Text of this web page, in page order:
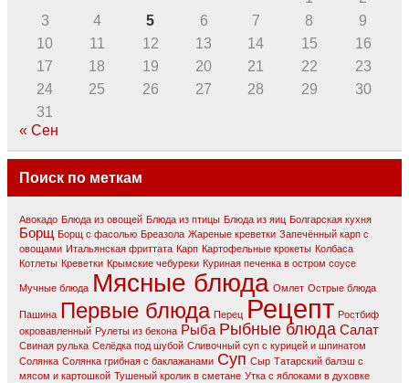
3
4 5 6 7 8
9
10
11 12 13 14 15
16
17
18 19 20 21 22
23
24
25 26 27 28 29
30
31
« Сен
Поиск по меткам
Авокадо Блюда из овощей Блюда из птицы Блюда из яиц Болгарская кухня
Борщ Борщ с фасолью Бреазола Жареные креветки Запечённый карп с
овощами Итальянская фриттата Карп Картофельные крокеты Колбаса
Котлеты Креветки Крымские чебуреки Куриная печенка в остром соусе
Мучные блюда Мясные блюда Омлет Острые блюда
Пашина Первые блюда Перец Рецепт Ростбиф
окровавлeнный Рулеты из бекона Рыба Рыбные блюда Салат
Свиная рулька Селёдка под шубой Сливочный суп с курицей и шпинатом
Солянка Солянка грибная с баклажанами Суп Сыр Татарский балэш с
мясом и картошкой Тушеный кролик в сметане Утка с яблоками в духовке